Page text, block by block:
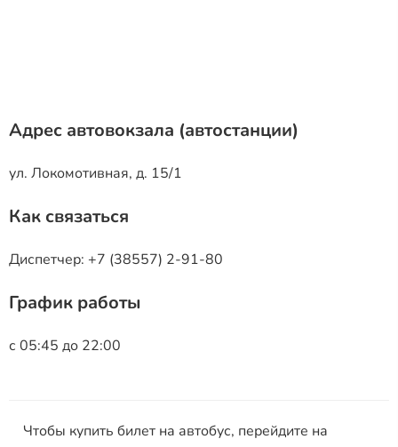
Адрес автовокзала (автостанции)
ул. Локомотивная, д. 15/1
Как связаться
Диспетчер: +7 (38557) 2-91-80
График работы
с 05:45 до 22:00
Чтобы купить билет на автобус, перейдите на